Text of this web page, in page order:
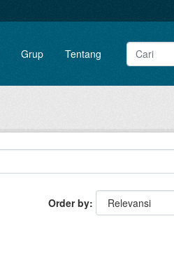
Grup Tentang
Order by